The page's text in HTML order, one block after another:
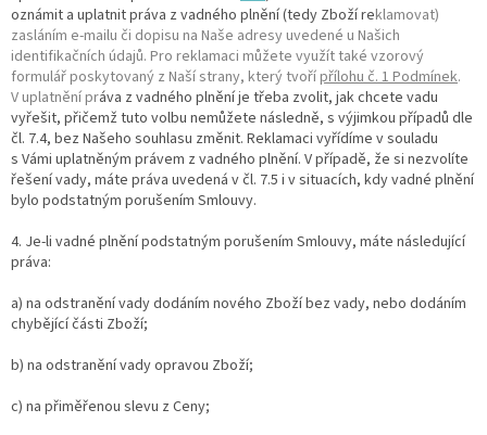
oznámit a uplatnit práva z vadného plnění (tedy Zboží reklamovat)
zasláním e-mailu či dopisu na Naše adresy uvedené u Našich
identifikačních údajů. Pro reklamaci můžete využít také vzorový
formulář poskytovaný z Naší strany, který tvořípřílohu č. 1 Podmínek.
V uplatnění práva z vadného plnění je třeba zvolit, jak chcete vadu
vyřešit, přičemž tuto volbu nemůžete následně, s výjimkou případů dle
čl. 7.4, bez Našeho souhlasu změnit. Reklamaci vyřídíme v souladu
s Vámi uplatněným právem z vadného plnění. V případě, že si nezvolíte
řešení vady, máte práva uvedená v čl. 7.5 i v situacích, kdy vadné plnění
bylo podstatným porušením Smlouvy.
4. Je-li vadné plnění podstatným porušením Smlouvy, máte následující
práva:
a) na odstranění vady dodáním nového Zboží bez vady, nebo dodáním
chybějící části Zboží;
b) na odstranění vady opravou Zboží;
c) na přiměřenou slevu z Ceny;